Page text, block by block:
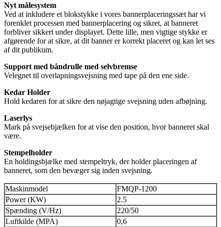
Nyt målesystem
Ved at inkludere et blokstykke i vores bannerplaceringssæt har vi
forenklet processen med bannerplacering og sikret, at banneret
forbliver sikkert under displayet. Dette lille, men vigtige stykke er
afgørende for at sikre, at dit banner er korrekt placeret og kan let ses
af dit publikum.
Support med båndrulle med selvbremse
Velegnet til overlapningsvejsning med tape på den ene side.
Kedar Holder
Hold kedaren for at sikre den nøjagtige svejsning uden afbøjning.
Laserlys
Mark på svejsebjælken for at vise den position, hvor banneret skal
være.
Stempelholder
En holdingsbjælke med stempeltryk, der holder placeringen af ​​
banneret, som den bevæger sig inden svejsning.
Maskinmodel
FMQP-1200
Power (KW)
2.5
Spænding (V/Hz)
220/50
Luftkilde (MPA)
0,6